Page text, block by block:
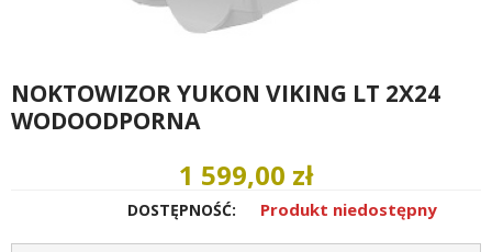
NOKTOWIZOR YUKON VIKING LT 2X24
WODOODPORNA
1 599,00 zł
DOSTĘPNOŚĆ: Produkt niedostępny